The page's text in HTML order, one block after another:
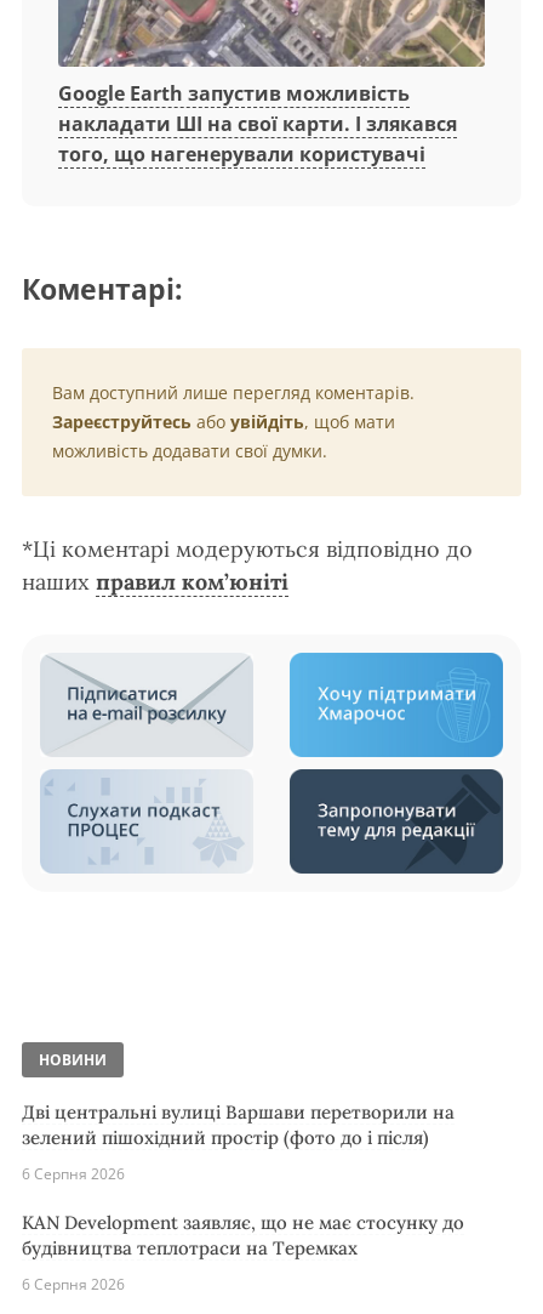
Google Earth запустив можливість
накладати ШІ на свої карти. І злякався
того, що нагенерували користувачі
Коментарі:
Вам доступний лише перегляд коментарів.
Зареєструйтесь або увійдіть, щоб мати
можливість додавати свої думки.
*Ці коментарі модеруються відповідно до
наших правил ком’юніті
НОВИНИ
Дві центральні вулиці Варшави перетворили на
зелений пішохідний простір (фото до і після)
6 Серпня 2026
KAN Development заявляє, що не має стосунку до
будівництва теплотраси на Теремках
6 Серпня 2026